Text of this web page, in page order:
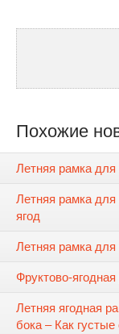
Похожие
Летняя рамка
Летняя рамка
ягод
Летняя рамка
Фруктово-
Летняя ягодная
бока – Как густые